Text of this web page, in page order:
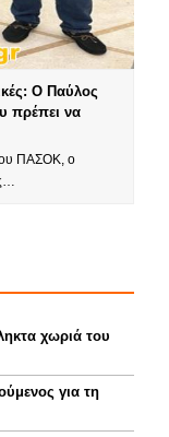
Ο Παύλος
πρέπει να
ΠΑΣΟΚ, ο
χωριά του
για τη